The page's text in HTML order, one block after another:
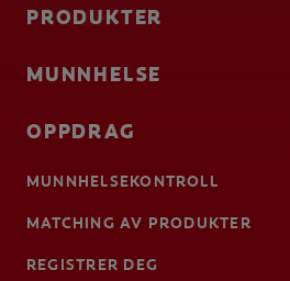
PRODUKTER
MUNNHELSE
OPPDRAG
MUNNHELSEKONTROLL
MATCHING AV PRODUKTER
REGISTRER DEG